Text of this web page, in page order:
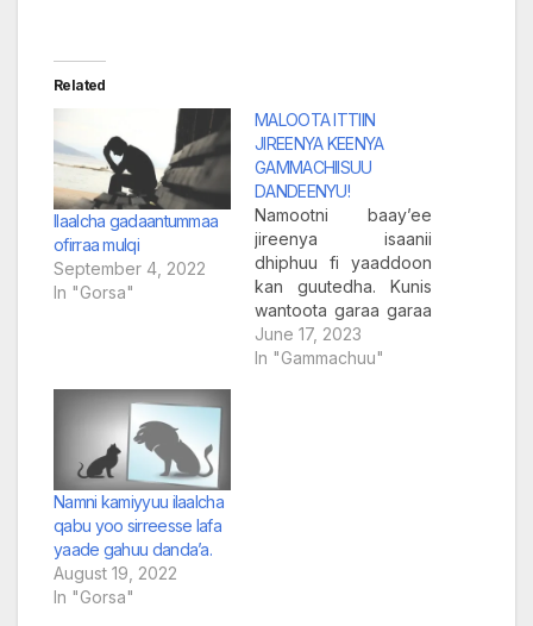
Related
Ilaalcha gadaantummaa
ofirraa mulqi
September 4, 2022
In "Gorsa"
MALOOTA ITTIIN
JIREENYA KEENYA
GAMMACHIISUU
DANDEENYU!
Namootni baay’ee
jireenya isaanii
dhiphuu fi yaaddoon
kan guutedha. Kunis
wantoota garaa garaa
irraanu mudaachu
danda’a isaanis
June 17, 2023
In "Gammachuu"
Namni kamiyyuu ilaalcha
qabu yoo sirreesse lafa
yaade gahuu danda’a.
August 19, 2022
In "Gorsa"